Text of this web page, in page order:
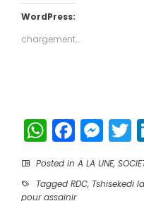
Twitter(ouvre
dans
fenêtre)fenêtre)
WordPress:
chargement…
Posted in A LA UNE,
Tagged RDC, Tshisekedi
pour assainir